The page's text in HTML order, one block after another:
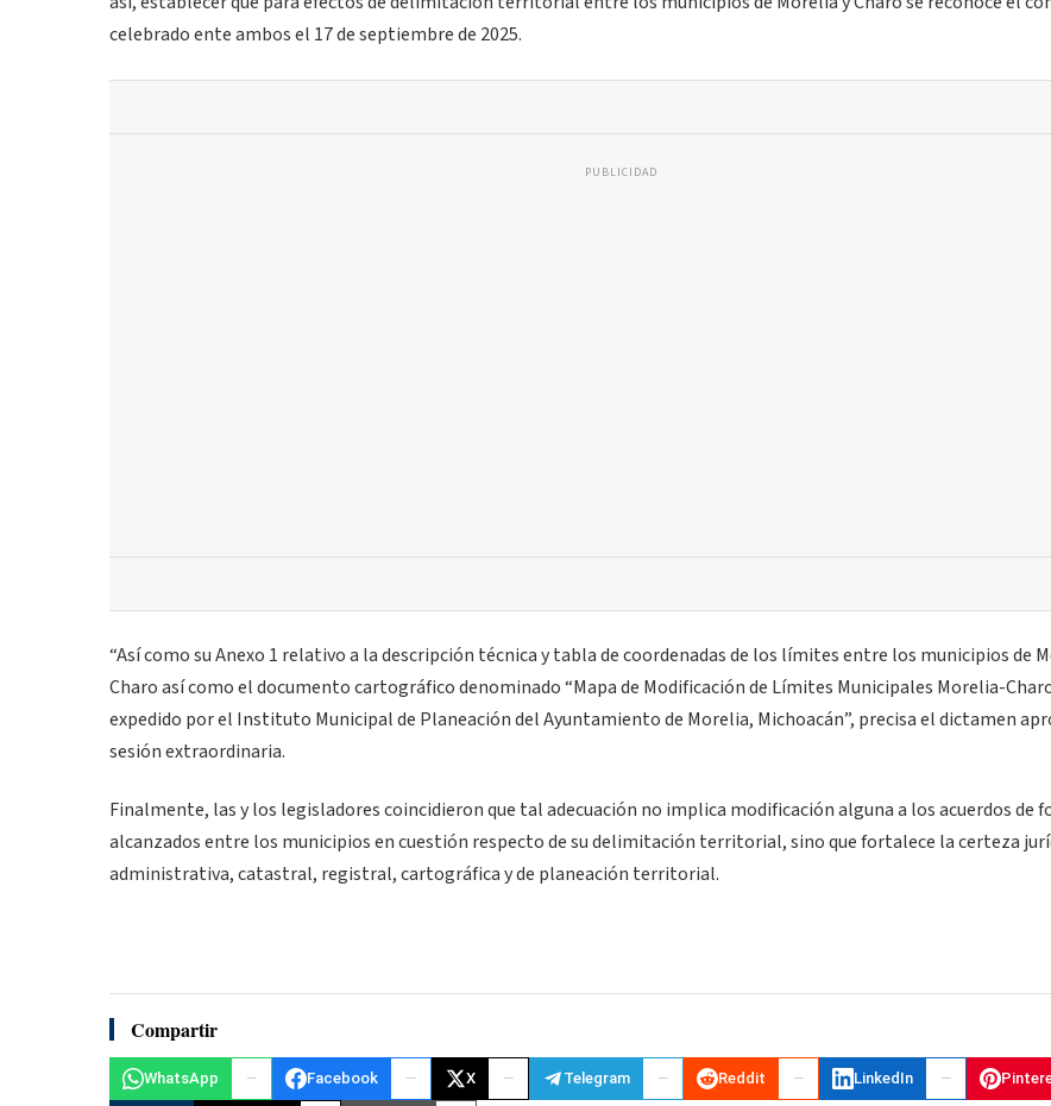
celebrado ente ambos el 17 de septiembre de 2025.
PUBLICIDAD
“Así como su Anexo 1 relativo a la descripción técnica y tabla de coordenadas de los límites entre los municipios de
Charo así como el documento cartográfico denominado “Mapa de Modificación de Límites Municipales Morelia-
expedido por el Instituto Municipal de Planeación del Ayuntamiento de Morelia, Michoacán”, precisa el dictamen
sesión extraordinaria.
Finalmente, las y los legisladores coincidieron que tal adecuación no implica modificación alguna a los acuerdos de
alcanzados entre los municipios en cuestión respecto de su delimitación territorial, sino que fortalece la certeza
administrativa, catastral, registral, cartográfica y de planeación territorial.
Compartir
WhatsApp Facebook X Telegram Reddit LinkedIn